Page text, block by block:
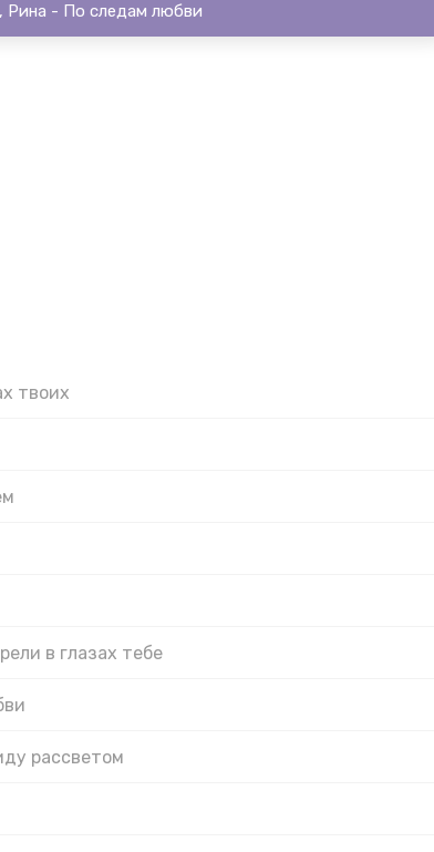
Рина - По следам любви
твоих
в глазах тебе
рассветом